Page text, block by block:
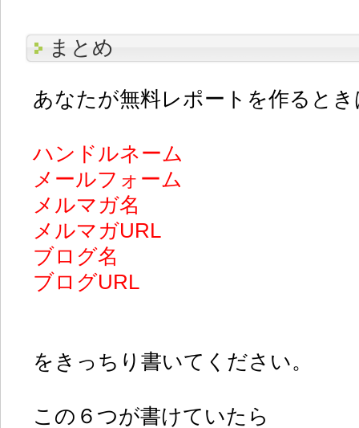
まとめ
あなたが無料レポートを作るとき
ハンドルネーム
メールフォーム
メルマガ名
メルマガURL
ブログ名
ブログURL
をきっちり書いてください。
この６つが書けていたら